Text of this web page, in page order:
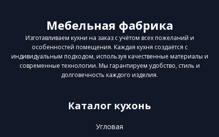
Мебельная фабрика
Изготавливаем кухни на заказ с учётом всех пожеланий и
особенностей помещения. Каждая кухня создаётся с
индивидуальным подходом, используя качественные материалы и
современные технологии. Мы гарантируем удобство, стиль и
долговечность каждого изделия.
Каталог кухонь
Угловая